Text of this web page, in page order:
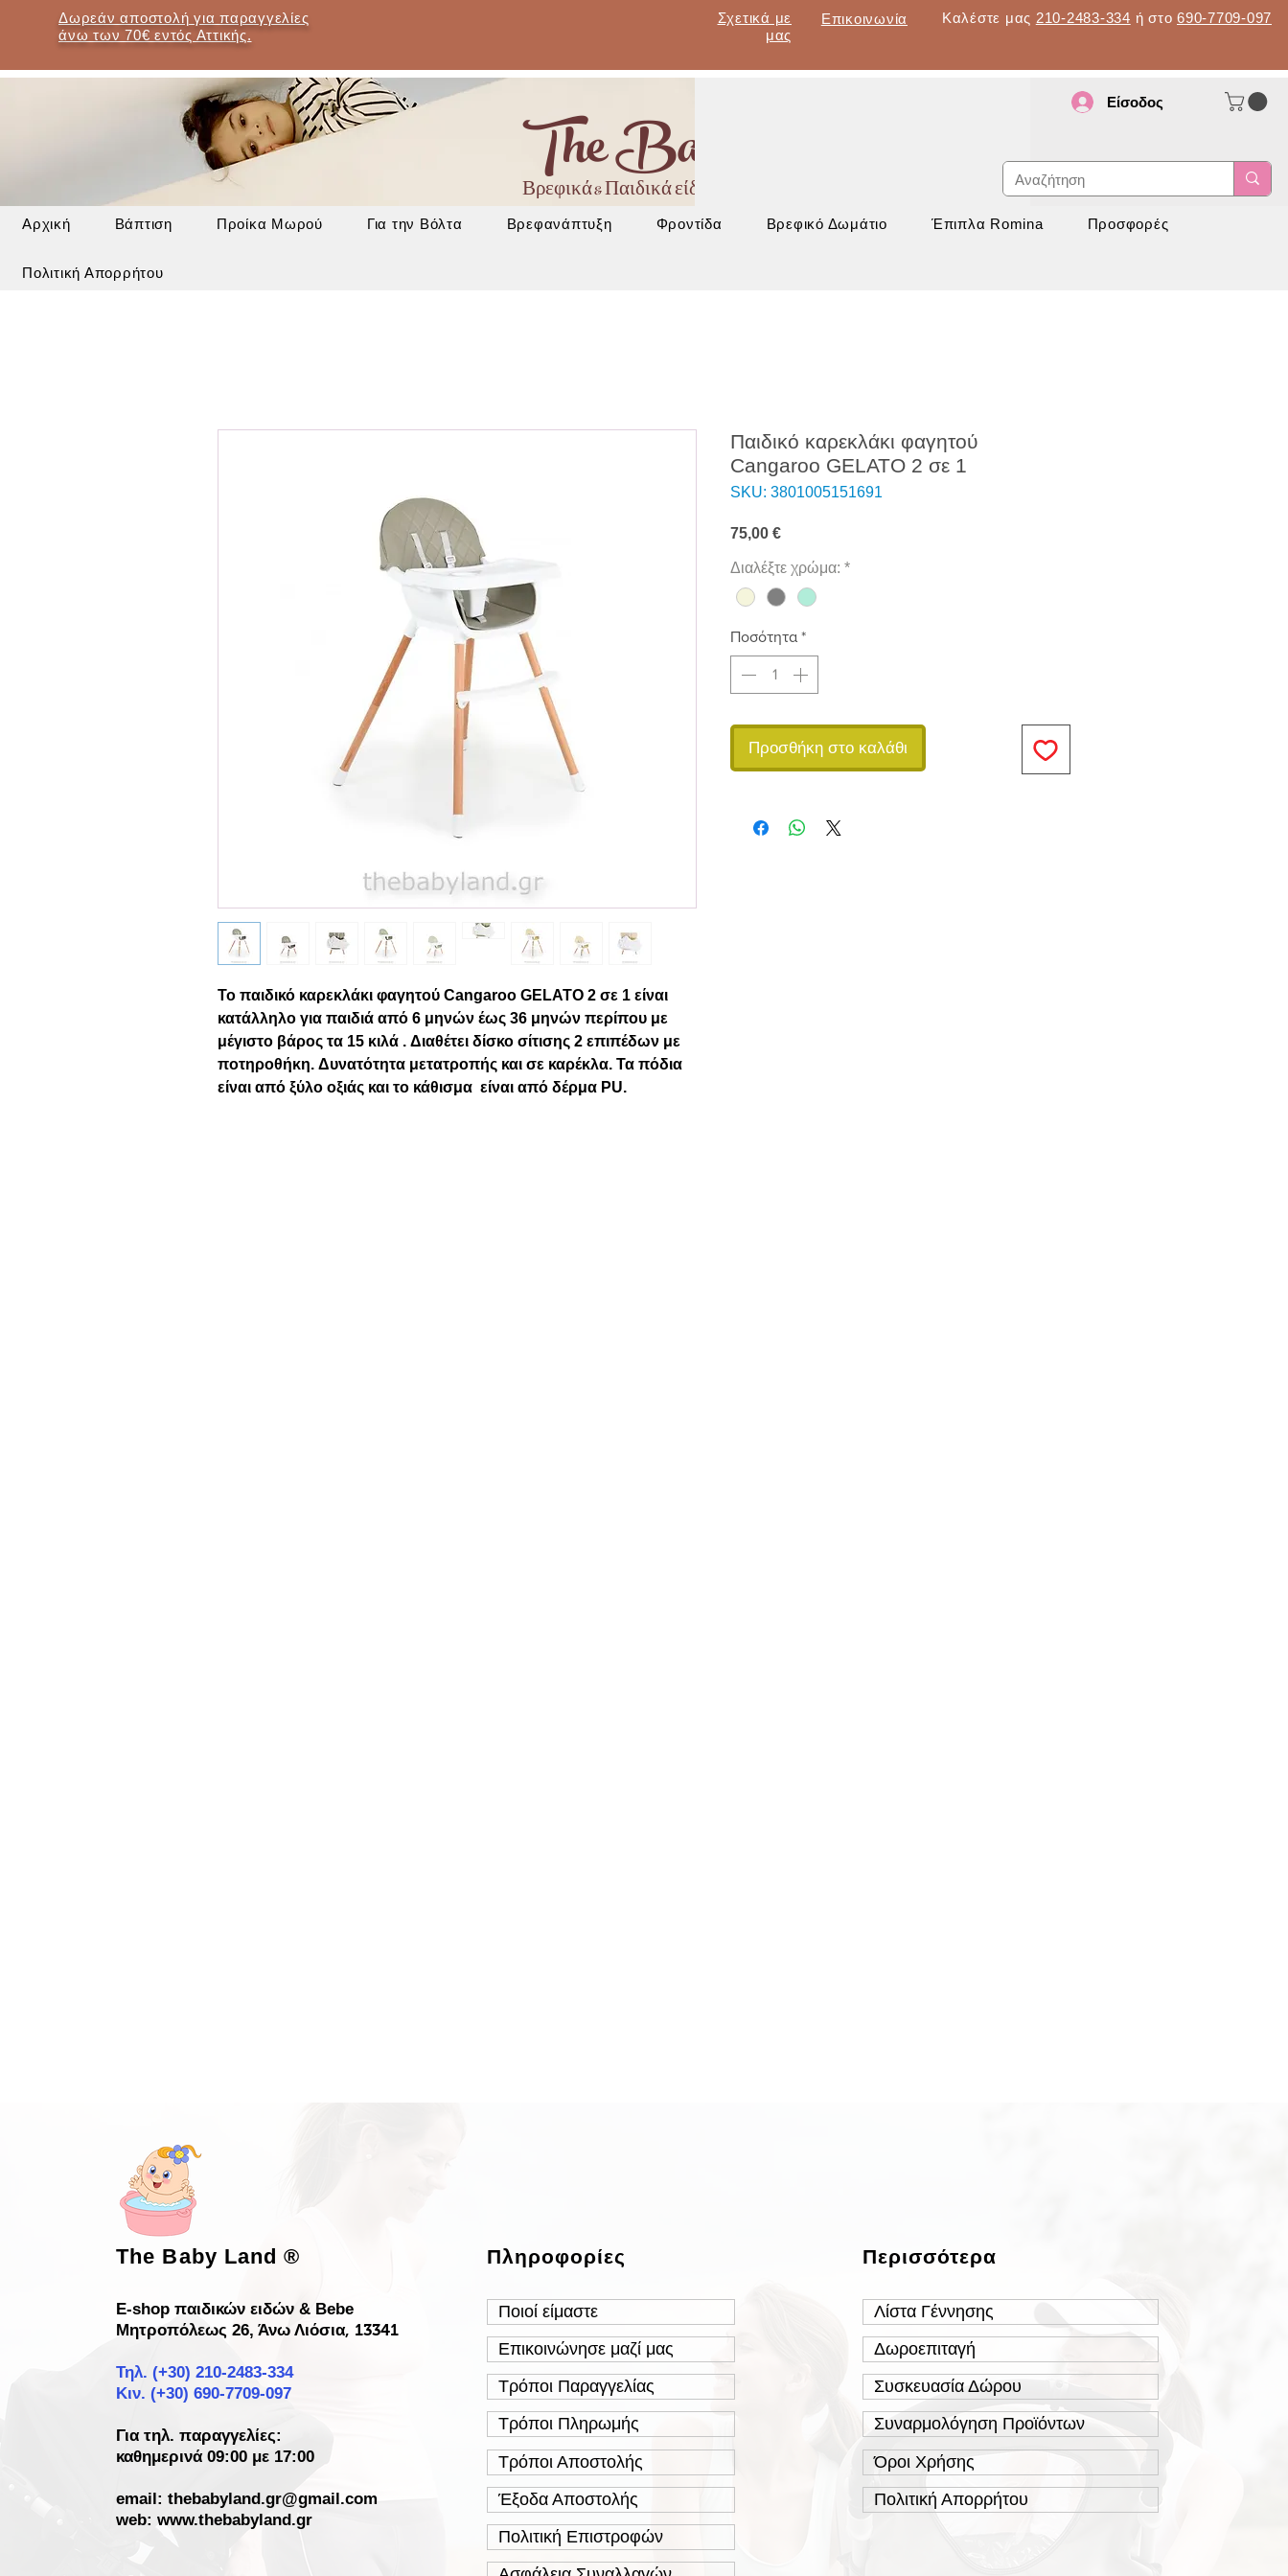
Δωρεάν αποστολή για παραγγελίες
άνω των 70€ εντός Αττικής.
Σχετικά με
μας
Επικοινωνία Καλέστε μας 210-2483-334 ή στο 690-7709-097
The Baby Land
Βρεφικά & Παιδικά είδη - Έπιπλα - Βρεφανάπτυξη
Είσοδος
Αρχική Βάπτιση Προίκα Μωρού Για την Βόλτα Βρεφανάπτυξη Φροντίδα Βρεφικό Δωμάτιο Έπιπλα Romina Προσφορές
Πολιτική Απορρήτου
Το παιδικό καρεκλάκι φαγητού Cangaroo GELATO 2 σε 1 είναι
κατάλληλο για παιδιά από 6 μηνών έως 36 μηνών περίπου με
μέγιστο βάρος τα 15 κιλά . Διαθέτει δίσκο σίτισης 2 επιπέδων με
ποτηροθήκη. Δυνατότητα μετατροπής και σε καρέκλα. Τα πόδια
είναι από ξύλο οξιάς και το κάθισμα είναι από δέρμα PU.
Παιδικό καρεκλάκι φαγητού
Cangaroo GELATO 2 σε 1
SKU: 3801005151691
75,00 €Τιμή
Διαλέξτε χρώμα: *
Ποσότητα *
Προσθήκη στο καλάθι
The Baby Land®
E-shop παιδικών ειδών & Bebe
Μητροπόλεως 26, Άνω Λιόσια, 13341
Τηλ. (+30)210-2483-334
Κιν. (+30) 690-7709-097
Για τηλ. παραγγελίες:
καθημερινά 09:00 με 17:00
email:thebabyland.gr@gmail.com
web: www.thebabyland.gr
Πληροφορίες
Ποιοί είμαστε
Επικοινώνησε μαζί μας
Τρόποι Παραγγελίας
Τρόποι Πληρωμής
Τρόποι Αποστολής
Έξοδα Αποστολής
Πολιτική Επιστροφών
Περισσότερα
Λίστα Γέννησης
Δωροεπιταγή
Συσκευασία Δώρου
Συναρμολόγηση Προϊόντων
Όροι Χρήσης
Πολιτική Απορρήτου